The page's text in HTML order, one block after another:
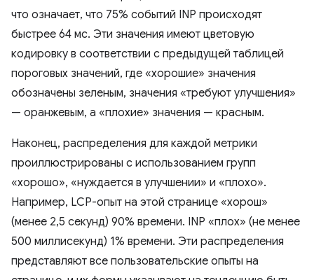
что означает, что 75% событий INP происходят
быстрее 64 мс. Эти значения имеют цветовую
кодировку в соответствии с предыдущей таблицей
пороговых значений, где «хорошие» значения
обозначены зеленым, значения «требуют улучшения»
— оранжевым, а «плохие» значения — красным.
Наконец, распределения для каждой метрики
проиллюстрированы с использованием групп
«хорошо», «нуждается в улучшении» и «плохо».
Например, LCP-опыт на этой странице «хорош»
(менее 2,5 секунд) 90% времени. INP «плох» (не менее
500 миллисекунд) 1% времени. Эти распределения
представляют все пользовательские опыты на